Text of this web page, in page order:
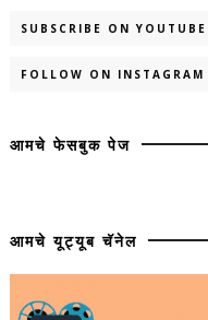
SUBSCRIBE ON YOUTUBE
FOLLOW ON INSTAGRAM
आमचे फेसबुक पेज
आमचे यूट्यूब चॅनेल